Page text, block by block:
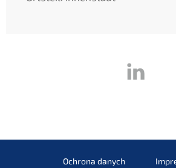
Ochrona danych